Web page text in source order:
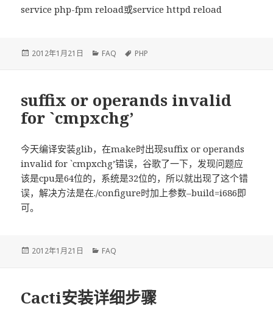
service php-fpm reload或service httpd reload
发
2012年1月21日
分
FAQ
标
PHP
suffix or operands invalid
for `cmpxchg’
今天编译安装glib，在make时出现suffix or operands
invalid for `cmpxchg’错误，谷歌了一下，发现问题应
该是cpu是64位的，系统是32位的，所以就出现了这个错
误，解决方法是在./configure时加上参数–build=i686即
可。
发
2012年1月21日
分
FAQ
Cacti安装详细步骤